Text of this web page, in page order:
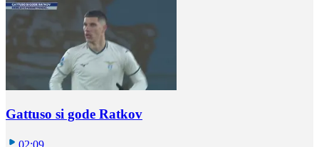
Gattuso si gode Ratkov
02:09